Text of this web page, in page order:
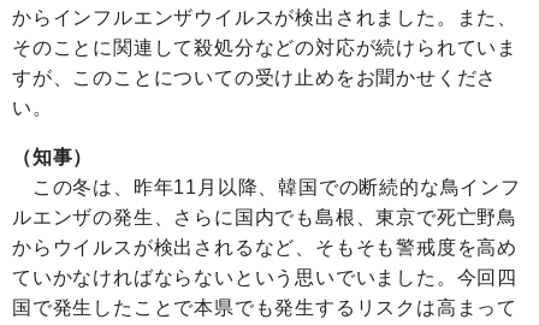
からインフルエンザウイルスが検出されました。また、
そのことに関連して殺処分などの対応が続けられていま
すが、このことについての受け止めをお聞かせくださ
い。
（知事）
この冬は、昨年11月以降、韓国での断続的な鳥インフ
ルエンザの発生、さらに国内でも島根、東京で死亡野鳥
からウイルスが検出されるなど、そもそも警戒度を高め
ていかなければならないという思いでいました。今回四
国で発生したことで本県でも発生するリスクは高まって